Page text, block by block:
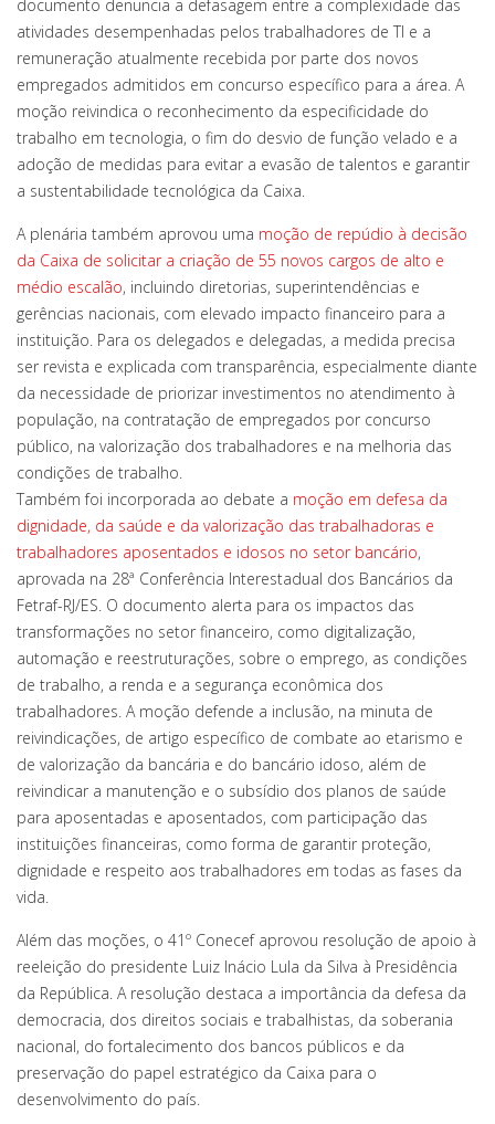
documento denuncia a defasagem entre a complexidade das
atividades desempenhadas pelos trabalhadores de TI e a
remuneração atualmente recebida por parte dos novos
empregados admitidos em concurso específico para a área. A
moção reivindica o reconhecimento da especificidade do
trabalho em tecnologia, o fim do desvio de função velado e a
adoção de medidas para evitar a evasão de talentos e garantir
a sustentabilidade tecnológica da Caixa.
A plenária também aprovou uma moção de repúdio à decisão
da Caixa de solicitar a criação de 55 novos cargos de alto e
médio escalão, incluindo diretorias, superintendências e
gerências nacionais, com elevado impacto financeiro para a
instituição. Para os delegados e delegadas, a medida precisa
ser revista e explicada com transparência, especialmente diante
da necessidade de priorizar investimentos no atendimento à
população, na contratação de empregados por concurso
público, na valorização dos trabalhadores e na melhoria das
condições de trabalho.
Também foi incorporada ao debate a moção em defesa da
dignidade, da saúde e da valorização das trabalhadoras e
trabalhadores aposentados e idosos no setor bancário,
aprovada na 28ª Conferência Interestadual dos Bancários da
Fetraf-RJ/ES. O documento alerta para os impactos das
transformações no setor financeiro, como digitalização,
automação e reestruturações, sobre o emprego, as condições
de trabalho, a renda e a segurança econômica dos
trabalhadores. A moção defende a inclusão, na minuta de
reivindicações, de artigo específico de combate ao etarismo e
de valorização da bancária e do bancário idoso, além de
reivindicar a manutenção e o subsídio dos planos de saúde
para aposentadas e aposentados, com participação das
instituições financeiras, como forma de garantir proteção,
dignidade e respeito aos trabalhadores em todas as fases da
vida.
Além das moções, o 41º Conecef aprovou resolução de apoio à
reeleição do presidente Luiz Inácio Lula da Silva à Presidência
da República. A resolução destaca a importância da defesa da
democracia, dos direitos sociais e trabalhistas, da soberania
nacional, do fortalecimento dos bancos públicos e da
preservação do papel estratégico da Caixa para o
desenvolvimento do país.